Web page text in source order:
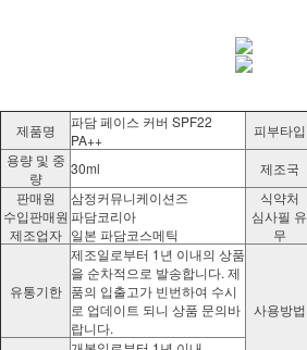
제품명
파담 페이스 커버 SPF22
PA++
피부타입
용량 및 중
량
30ml 제조국
판매원
수입판매원
제조업자
삼정커뮤니케이션즈
파담코리아
일본 파담코스메틱
식약처
심사필 유
무
유통기한
제조일로부터 1년 이내의 상품
을 순차적으로 발송합니다. 제
품의 입출고가 빈번하여 수시
로 업데이트 되니 상품 문의바
랍니다.
사용방법